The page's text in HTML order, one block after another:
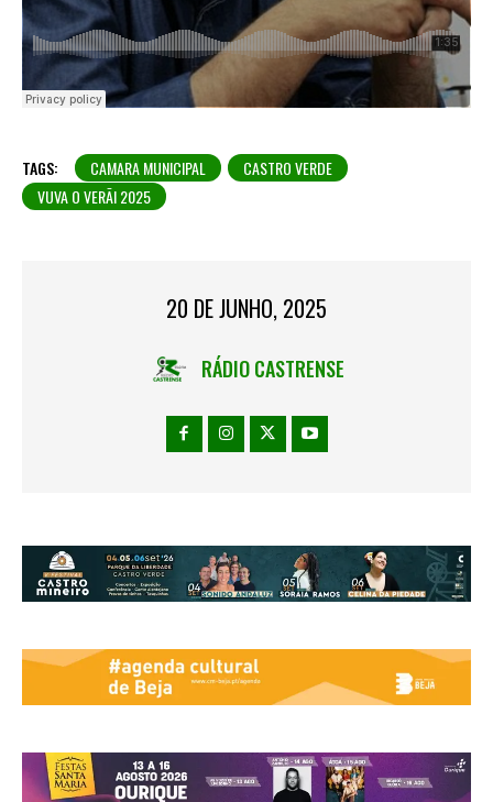
TAGS: CAMARA MUNICIPAL
CASTRO VERDE
VUVA O VERÃI 2025
20 DE JUNHO, 2025
RÁDIO CASTRENSE